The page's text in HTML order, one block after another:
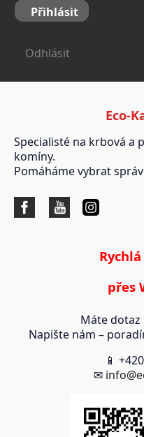
Přihlásit
Odhlásit
Eco-
Specialisté na krbová a
komíny.
Pomáháme vybrat
přes
Máte dotaz
Napište nám –
📱
✉